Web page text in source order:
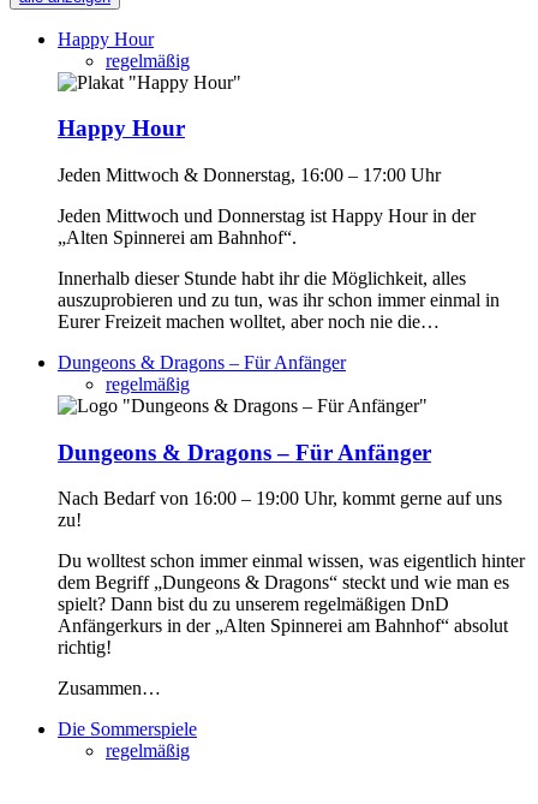
Happy Hour
regelmäßig
Happy Hour
Jeden Mittwoch & Donnerstag, 16:00 – 17:00 Uhr
Jeden Mittwoch und Donnerstag ist Happy Hour in der
„Alten Spinnerei am Bahnhof“.
Innerhalb dieser Stunde habt ihr die Möglichkeit, alles
auszuprobieren und zu tun, was ihr schon immer einmal in
Eurer Freizeit machen wolltet, aber noch nie die…
Dungeons & Dragons – Für Anfänger
regelmäßig
Dungeons & Dragons – Für Anfänger
Nach Bedarf von 16:00 – 19:00 Uhr, kommt gerne auf uns
zu!
Du wolltest schon immer einmal wissen, was eigentlich hinter
dem Begriff „Dungeons & Dragons“ steckt und wie man es
spielt? Dann bist du zu unserem regelmäßigen DnD
Anfängerkurs in der „Alten Spinnerei am Bahnhof“ absolut
richtig!
Zusammen…
Die Sommerspiele
regelmäßig